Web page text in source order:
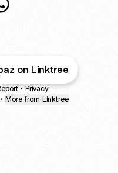
on Linktree
• Privacy
• More from Linktree